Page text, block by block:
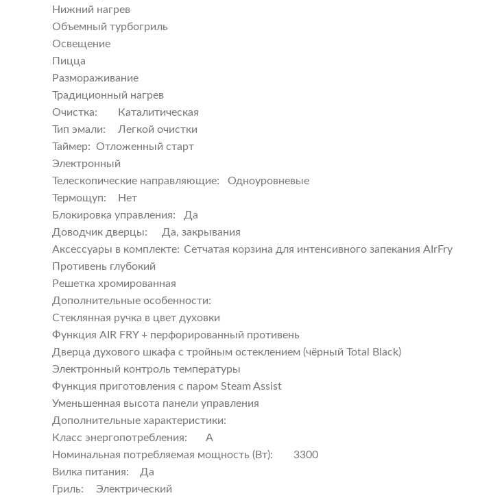
Нижний нагрев
Объемный турбогриль
Освещение
Пицца
Размораживание
Традиционный нагрев
Очистка:
Каталитическая
Тип эмали:
Легкой очистки
Таймер: Отложенный старт
Электронный
Телескопические направляющие:
Одноуровневые
Термощуп:
Нет
Блокировка управления:
Да
Доводчик дверцы:
Да, закрывания
Аксессуары в комплекте: Cетчатая корзина для интенсивного запекания AIrFry
Противень глубокий
Решетка хромированная
Дополнительные особенности:
Стеклянная ручка в цвет духовки
Функция AIR FRY + перфорированный противень
Дверца духового шкафа с тройным остеклением (чёрный Total Black)
Электронный контроль температуры
Функция приготовления с паром Steam Assist
Уменьшенная высота панели управления
Дополнительные характеристики:
Класс энергопотребления:
A
Номинальная потребляемая мощность (Вт):
3300
Вилка питания:
Да
Гриль:
Электрический